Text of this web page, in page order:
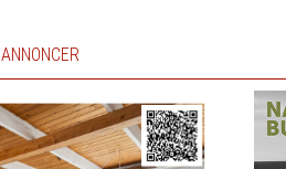
ANNONCER